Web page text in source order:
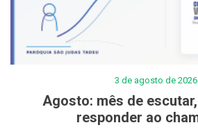
3 de agosto de 2026
Agosto: mês de
responder ao